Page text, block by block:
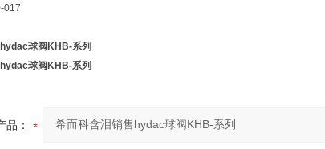
017
球阀KHB-系列
球阀KHB-系列
品：